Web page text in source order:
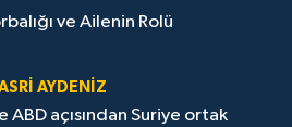
ve Ailenin Rolü
AYDENIZ
ABD açısından Suriye ortak